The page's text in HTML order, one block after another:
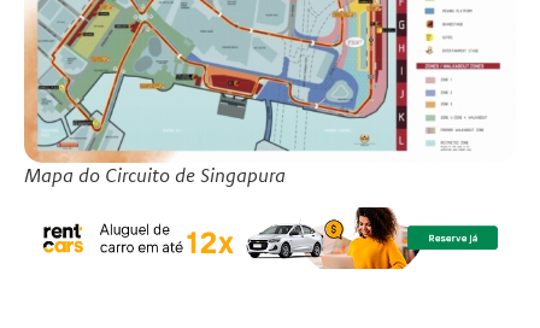
Mapa do Circuito de Singapura